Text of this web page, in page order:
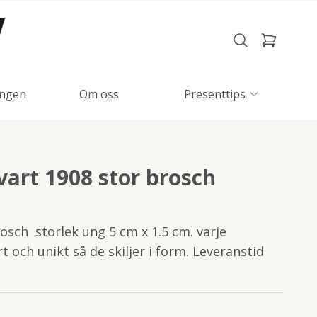
Om oss Presenttips
1908 stor brosch
storlek ung 5 cm x 1.5 cm. varje
och unikt så de skiljer i form. Leveranstid